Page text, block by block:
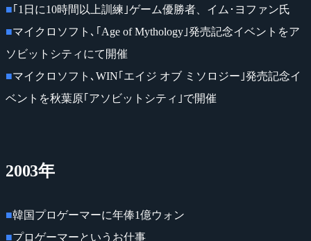
■｢1日に10時間以上訓練｣ゲーム優勝者、イム･ヨファン氏
■マイクロソフト､｢Age of Mythology｣発売記念イベントをア
ソビットシティにて開催
■マイクロソフト､WIN｢エイジ オブ ミソロジー｣発売記念イ
ベントを秋葉原｢アソビットシティ｣で開催
2003年
■韓国プロゲーマーに年俸1億ウォン
■プロゲーマーというお仕事